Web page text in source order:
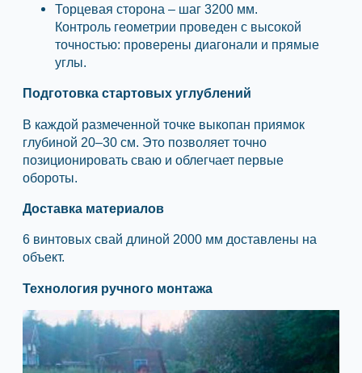
Торцевая сторона – шаг 3200 мм.
Контроль геометрии проведен с высокой
точностью: проверены диагонали и прямые
углы.
Подготовка стартовых углублений
В каждой размеченной точке выкопан приямок
глубиной 20–30 см. Это позволяет точно
позиционировать сваю и облегчает первые
обороты.
Доставка материалов
6 винтовых свай длиной 2000 мм доставлены на
объект.
Технология ручного монтажа